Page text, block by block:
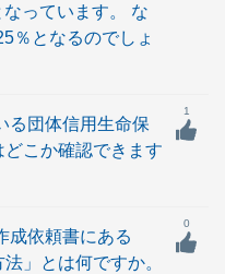
っています。 な
％となるのでしょ
る団体信用生命保
こか確認できます
1
成依頼書にある
」とは何ですか。
0